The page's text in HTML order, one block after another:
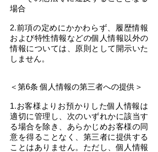
場合
2.前項の定めにかかわらず、履歴情報
および特性情報などの個人情報以外の
情報については、原則として開示いた
しません。
＜第6条 個人情報の第三者への提供＞
1.お客様よりお預かりした個人情報は
適切に管理し、次のいずれかに該当す
る場合を除き、あらかじめお客様の同
意を得ることなく、第三者に提供する
ことはありません。ただし、個人情報